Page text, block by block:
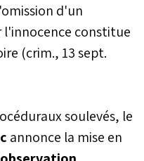
d'un
constitue
(crim., 13 sept.
soulevés, le
annonce la mise en